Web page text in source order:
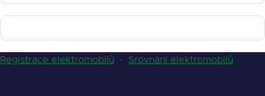
Registrace elektromobilů · Srovnání elektromobilů